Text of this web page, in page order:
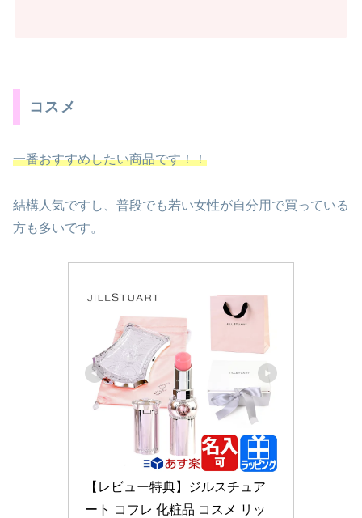
コスメ
一番おすすめしたい商品です！！
結構人気ですし、普段でも若い女性が自分用で買っている
方も多いです。
【レビュー特典】ジルスチュア
ート コフレ 化粧品 コスメ リッ